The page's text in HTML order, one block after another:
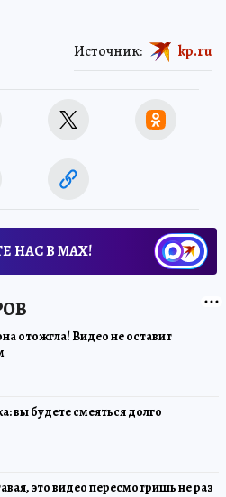
Источник: kp.ru
НАС В МАХ!
отожгла! Видео не оставит
вы будете смеяться долго
это видео пересмотришь не раз